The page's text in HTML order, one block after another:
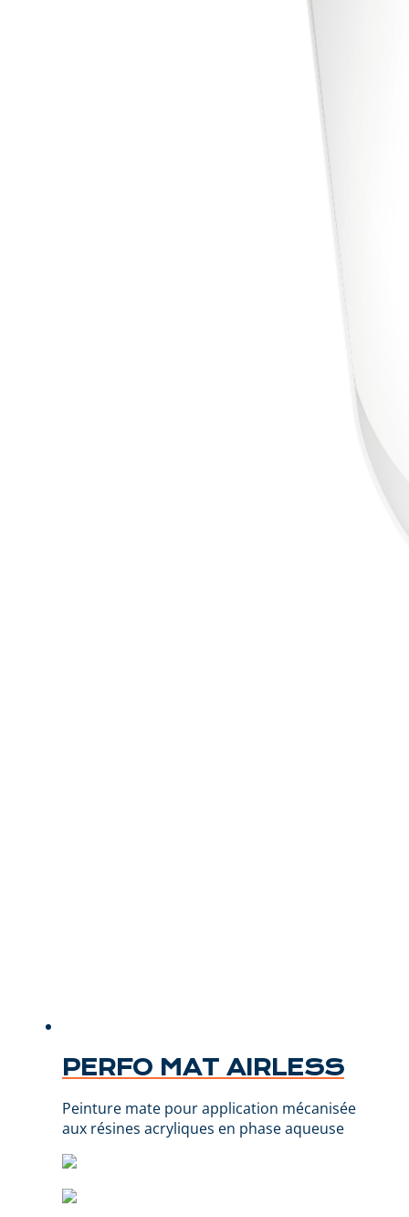
PERFO MAT AIRLESS
Peinture mate pour application mécanisée
aux résines acryliques en phase aqueuse